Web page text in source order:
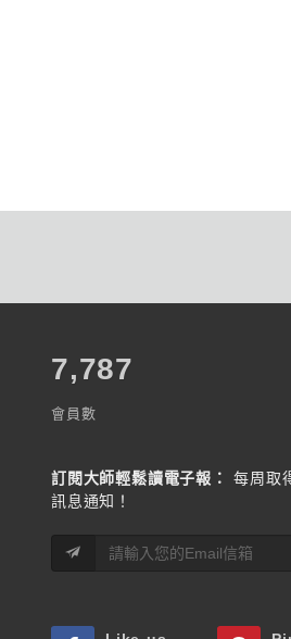
7,787
會員數
訂閱大師輕鬆讀電子報：
每周取
訊息通知！